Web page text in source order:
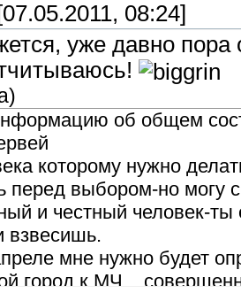
08:24]
уже давно пора
)
об общем
которому нужно
перед выбором-но могу
и честный человек-
взвесишь.
мне нужно будет
город к МЧ...